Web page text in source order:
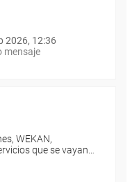
2026, 12:36
mensaje
WEKAN,
que se vayan…